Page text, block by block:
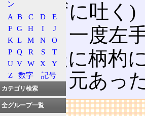
まずに吐く)
もう一度左
最後に柄杓
て、元あっ
リンク
ン
A B C D
E
F G H I
J
K L M N
O
P Q R S
T
U V W X
Y
Z
数字 記号
カテゴリ検索
全グループ一覧